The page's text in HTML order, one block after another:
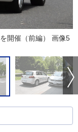
開催（前編） 画像5